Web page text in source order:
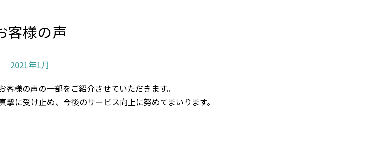
客様の声
2021年1月
様の声の一部をご紹介させていただきます。
に受け止め、今後のサービス向上に努めてまいります。